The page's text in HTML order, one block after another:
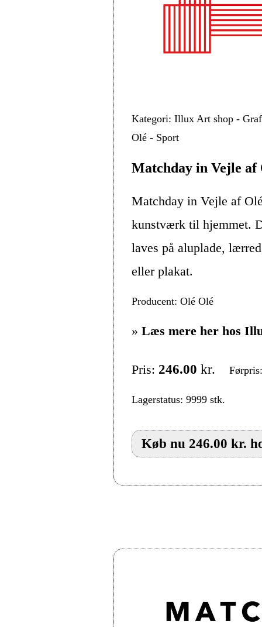
Kategori: Illux Art shop -
Olé - Sport
Matchday in Vejle af
Matchday in Vejle af
kunstværk til hjemmet.
laves på aluplade,
eller plakat.
Producent: Olé Olé
» Læs mere her hos
Pris: 246.00 kr.
Lagerstatus: 9999 stk.
Køb nu 246.00 kr.